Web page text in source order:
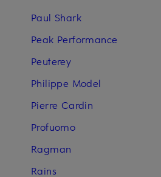
Paul Shark
Peak Performance
Peuterey
Philippe Model
Pierre Cardin
Profuomo
Ragman
Rains